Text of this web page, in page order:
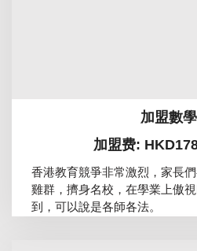
加盟數
加盟费:
香港教育競爭非常激烈，家長
雞群，擠身名校，在學業上傲
到，可以說是各師各法。